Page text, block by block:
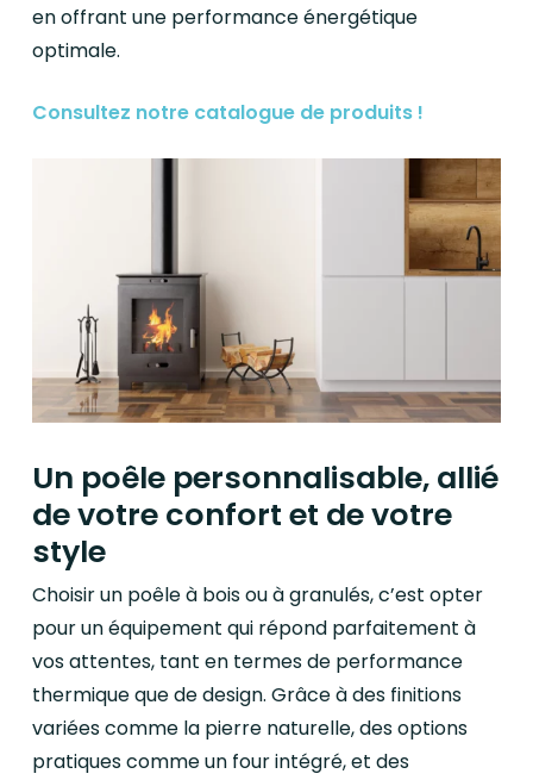
en offrant une performance énergétique
optimale.
Consultez notre catalogue de produits !
Un poêle personnalisable, allié
de votre confort et de votre
style
Choisir un poêle à bois ou à granulés, c’est opter
pour un équipement qui répond parfaitement à
vos attentes, tant en termes de performance
thermique que de design. Grâce à des finitions
variées comme la pierre naturelle, des options
pratiques comme un four intégré, et des